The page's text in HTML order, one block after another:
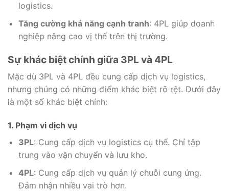
logistics.
Tăng cường khả năng cạnh tranh: 4PL giúp doanh
nghiệp nâng cao vị thế trên thị trường.
Sự khác biệt chính giữa 3PL và 4PL
Mặc dù 3PL và 4PL đều cung cấp dịch vụ logistics,
nhưng chúng có những điểm khác biệt rõ rệt. Dưới đây
là một số khác biệt chính:
1. Phạm vi dịch vụ
3PL: Cung cấp dịch vụ logistics cụ thể. Chỉ tập
trung vào vận chuyển và lưu kho.
4PL: Cung cấp dịch vụ quản lý chuỗi cung ứng.
Đảm nhận nhiều vai trò hơn.